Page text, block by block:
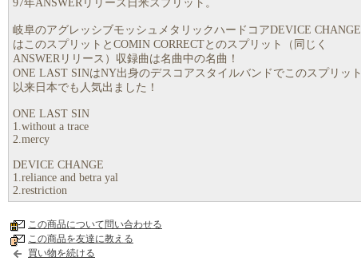
97年ANSWERリリース日米スプリット。
岐阜のアグレッシブモッシュメタリックハードコアDEVICE CHANGE
はこのスプリットとCOMIN CORRECTとのスプリット（同じく
ANSWERリリース）収録曲は名曲中の名曲！
ONE LAST SINはNY出身のデスコアスタイルバンドでこのスプリット
以来日本でも人気出ました！
ONE LAST SIN
1.without a trace
2.mercy
DEVICE CHANGE
1.reliance and betra yal
2.restriction
この商品について問い合わせる
この商品を友達に教える
買い物を続ける